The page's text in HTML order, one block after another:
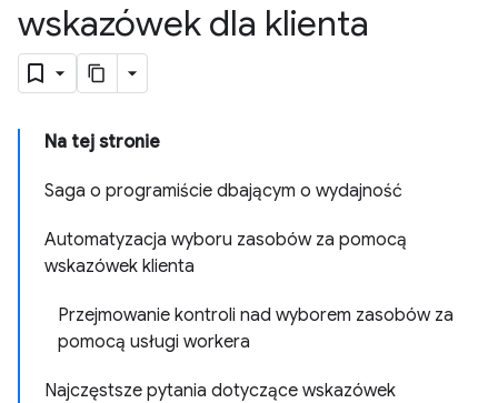
wskazówek dla klienta
Na tej stronie
Saga o programiście dbającym o wydajność
Automatyzacja wyboru zasobów za pomocą
wskazówek klienta
Przejmowanie kontroli nad wyborem zasobów za
pomocą usługi workera
Najczęstsze pytania dotyczące wskazówek